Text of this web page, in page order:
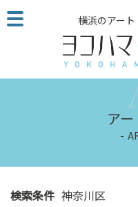
こ
の
ジ
む
横浜のアー
ア
検索条件 神奈川区